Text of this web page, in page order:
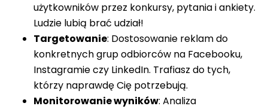
użytkowników przez konkursy, pytania i ankiety.
Ludzie lubią brać udział!
Targetowanie: Dostosowanie reklam do
konkretnych grup odbiorców na Facebooku,
Instagramie czy LinkedIn. Trafiasz do tych,
którzy naprawdę Cię potrzebują.
Monitorowanie wyników: Analiza